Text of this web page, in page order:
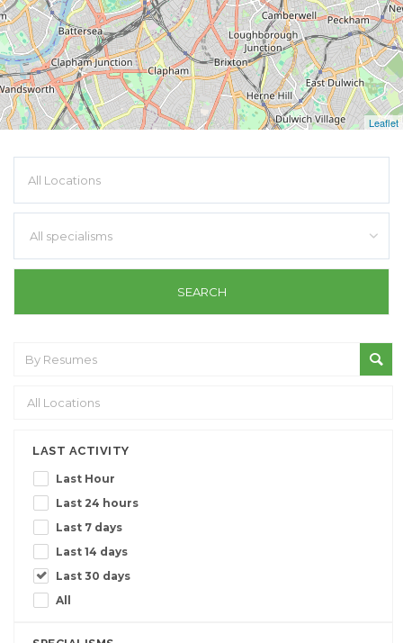
Leaflet
All specialisms
LAST ACTIVITY
Last Hour
Last 24 hours
Last 7 days
Last 14 days
Last 30 days
All